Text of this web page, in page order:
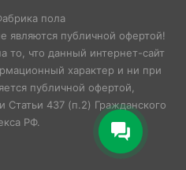
пола
являются публичной офертой!
что данный интернет-сайт
характер и ни при
публичной офертой,
437 (п.2) Гражданского
РФ.